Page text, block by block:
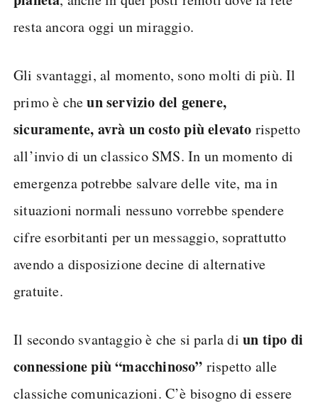
resta ancora oggi un miraggio.
Gli svantaggi, al momento, sono molti di più. Il
primo è cheun servizio del genere,
sicuramente, avrà un costo più elevato rispetto
all’invio di un classico SMS. In un momento di
emergenza potrebbe salvare delle vite, ma in
situazioni normali nessuno vorrebbe spendere
cifre esorbitanti per un messaggio, soprattutto
avendo a disposizione decine di alternative
gratuite.
Il secondo svantaggio è che si parla di un tipo di
connessione più “macchinoso” rispetto alle
classiche comunicazioni. C’è bisogno di essere